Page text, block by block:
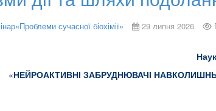
сучасної біохімії» 29 липня 2026
«НЕЙРОАКТИВНІ ЗАБРУДНЮВАЧІ